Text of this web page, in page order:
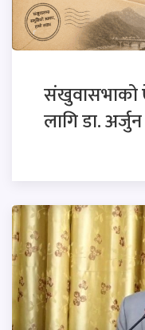
संखुवासभाको
लागि डा.